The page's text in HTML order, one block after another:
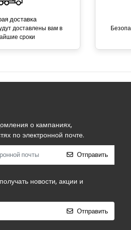
доставка
доставлены вам в
сроки
о кампаниях,
по электронной почте.
Отправить
новости, акции и
Отправить